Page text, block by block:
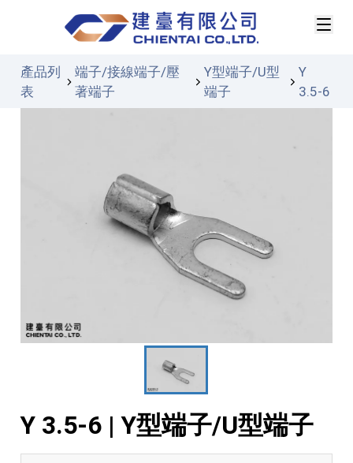
產品列
表
端子/接線端子/壓
著端子
Y型端子/U型
端子
Y
3.5-6
Y 3.5-6 | Y型端子/U型端子